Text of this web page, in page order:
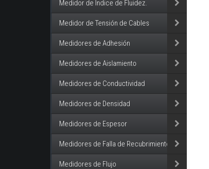
Medidor de Índice de Fluidez.
Medidor de Tensión de Cables
Medidores de Adhesión
Medidores de Aislamiento
Medidores de Conductividad
Medidores de Densidad
Medidores de Espesor
Medidores de Falla de Recubrimiento
Medidores de Flujo